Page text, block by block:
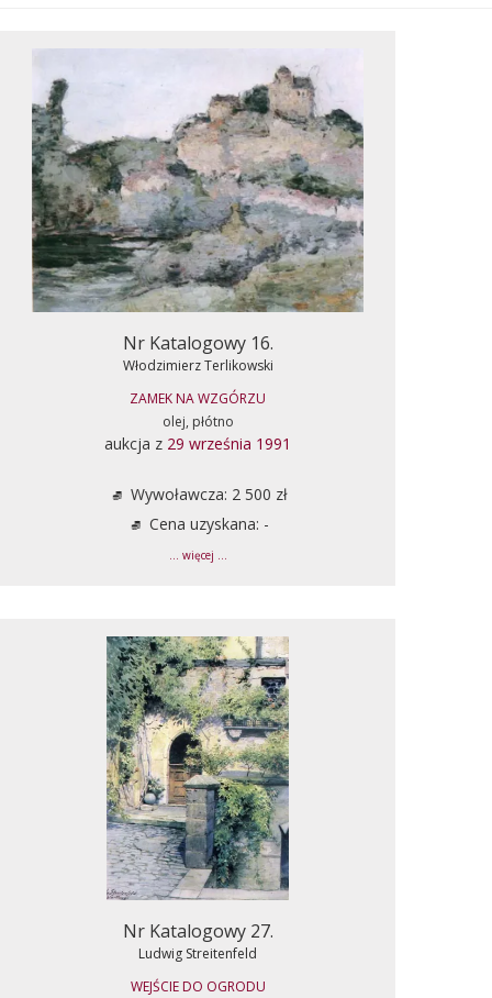
Nr Katalogowy 16.
Włodzimierz Terlikowski
ZAMEK NA WZGÓRZU
olej, płótno
aukcja z 29 września 1991
Wywoławcza: 2 500 zł
Cena uzyskana: -
... więcej ...
Nr Katalogowy 27.
Ludwig Streitenfeld
WEJŚCIE DO OGRODU